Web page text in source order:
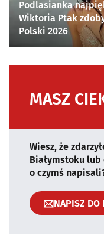
Podlasianka
Wiktoria Ptak
Polski 2026
MASZ
Wiesz, że
Białymstoku lub
o czymś
NAPISZ DO